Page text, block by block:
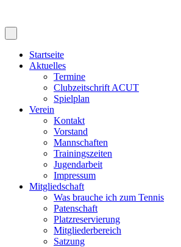
Startseite
Aktuelles
Termine
Clubzeitschrift ACUT
Spielplan
Verein
Kontakt
Vorstand
Mannschaften
Trainingszeiten
Jugendarbeit
Impressum
Mitgliedschaft
Was brauche ich zum Tennis
Patenschaft
Platzreservierung
Mitgliederbereich
Satzung